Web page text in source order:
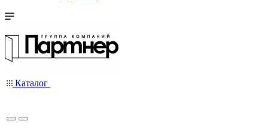
Каталог